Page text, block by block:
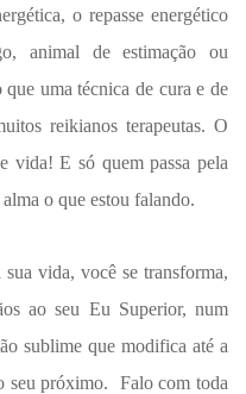
o repasse energético
animal de estimação ou
uma técnica de cura e de
reikianos terapeutas. O
vida! E só quem passa pela
o que estou falando.
vida, você se transforma,
ao seu Eu Superior, num
sublime que modifica até a
seu próximo. Falo com toda